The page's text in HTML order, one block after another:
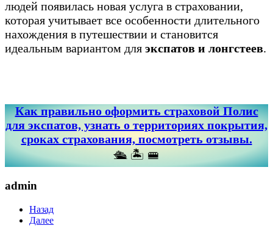
людей появилась новая услуга в страховании,
которая учитывает все особенности длительного
нахождения в путешествии и становится
идеальным вариантом для экспатов и лонгстеев.
Как правильно оформить страховой Полис
для экспатов, узнать о территориях покрытия,
сроках страхования, посмотреть отзывы.
🛳 🏝 🚝
admin
Назад
Далее